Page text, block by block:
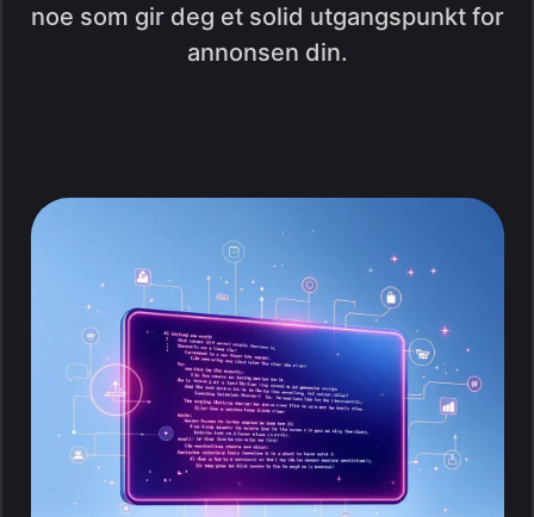
noe som gir deg et solid utgangspunkt for
annonsen din.